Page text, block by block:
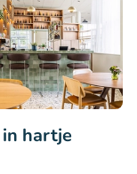
hartje